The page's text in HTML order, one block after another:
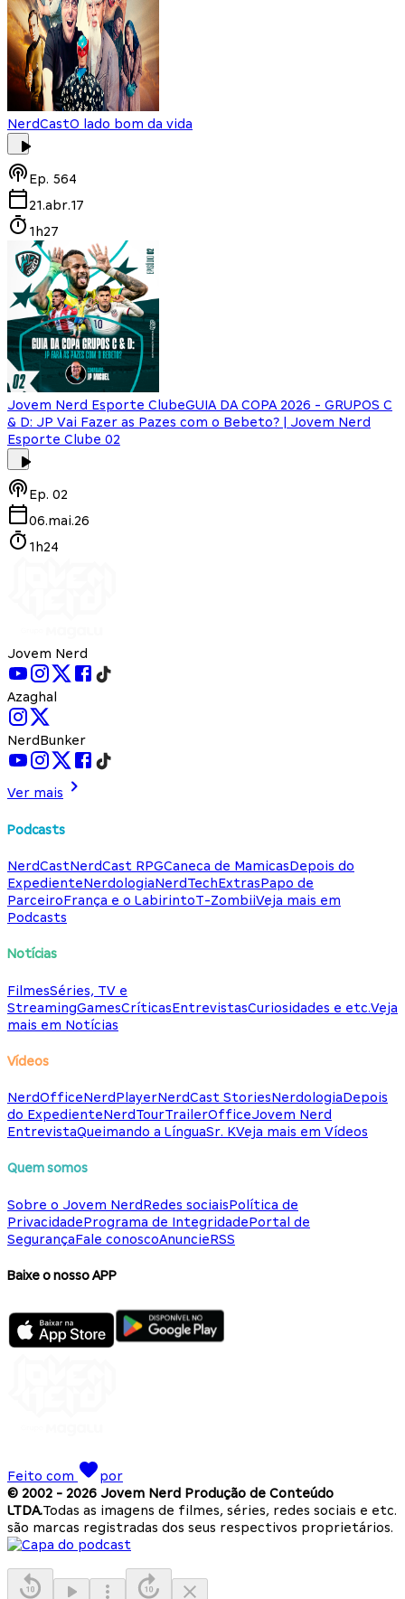
NerdCastO lado bom da vida
Ep. 564
21.abr.17
1h27
Jovem Nerd Esporte ClubeGUIA DA COPA 2026 - GRUPOS C
& D: JP Vai Fazer as Pazes com o Bebeto? | Jovem Nerd
Esporte Clube 02
Ep. 02
06.mai.26
1h24
Jovem Nerd
Azaghal
NerdBunker
Ver mais
Podcasts
NerdCastNerdCast RPGCaneca de MamicasDepois do
ExpedienteNerdologiaNerdTechExtrasPapo de
ParceiroFrança e o LabirintoT-ZombiiVeja mais em
Podcasts
Notícias
FilmesSéries, TV e
StreamingGamesCríticasEntrevistasCuriosidades e etc.Veja
mais em Notícias
Vídeos
NerdOfficeNerdPlayerNerdCast StoriesNerdologiaDepois
do ExpedienteNerdTourTrailerOfficeJovem Nerd
EntrevistaQueimando a LínguaSr. KVeja mais em Vídeos
Quem somos
Sobre o Jovem NerdRedes sociaisPolítica de
PrivacidadePrograma de IntegridadePortal de
SegurançaFale conoscoAnuncieRSS
Baixe o nosso APP
Feito com
por
© 2002 - 2026 Jovem Nerd Produção de Conteúdo
LTDA.Todas as imagens de filmes, séries, redes sociais e etc.
são marcas registradas dos seus respectivos proprietários.